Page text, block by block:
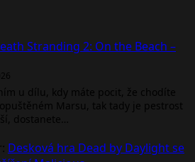
Stranding 2: On the Beach –
u dílu, kdy máte pocit, že chodíte
Marsu, tak tady je pestrost
dostanete…
: Desková hra Dead by Daylight se